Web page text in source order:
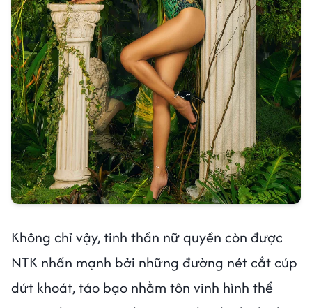
Không chỉ vậy, tinh thần nữ quyền còn được
NTK nhấn mạnh bởi những đường nét cắt cúp
dứt khoát, táo bạo nhằm tôn vinh hình thể